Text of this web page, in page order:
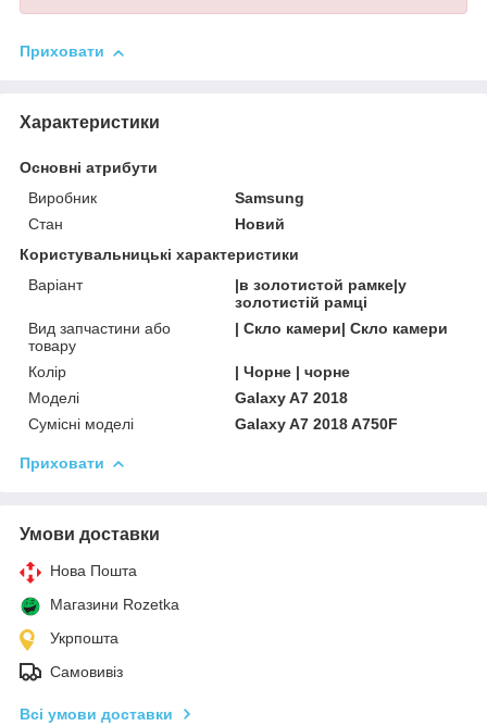
Приховати
Характеристики
Основні атрибути
Виробник
Samsung
Стан
Новий
Користувальницькі характеристики
Варіант
|в золотистой рамке|у
золотистій рамці
Вид запчастини або
товару
| Скло камери| Скло камери
Колір
| Чорне | чорне
Моделі
Galaxy A7 2018
Сумісні моделі
Galaxy A7 2018 A750F
Приховати
Умови доставки
Нова Пошта
Магазини Rozetka
Укрпошта
Самовивіз
Всі умови доставки